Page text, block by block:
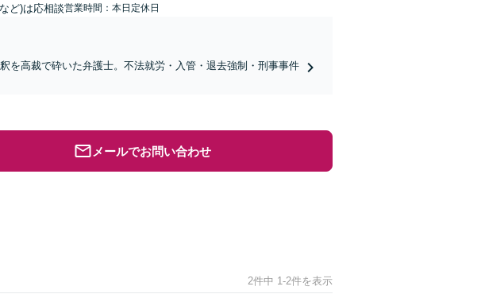
ど)は応相談営業時間：本日定休日
を高裁で砕いた弁護士。不法就労・入管・退去強制・刑事事件
メールでお問い合わせ
2件中 1-2件を表示